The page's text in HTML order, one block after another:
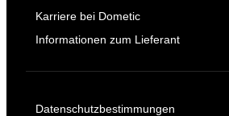
Karriere bei Dometic
Informationen zum Lieferant
Datenschutzbestimmungen